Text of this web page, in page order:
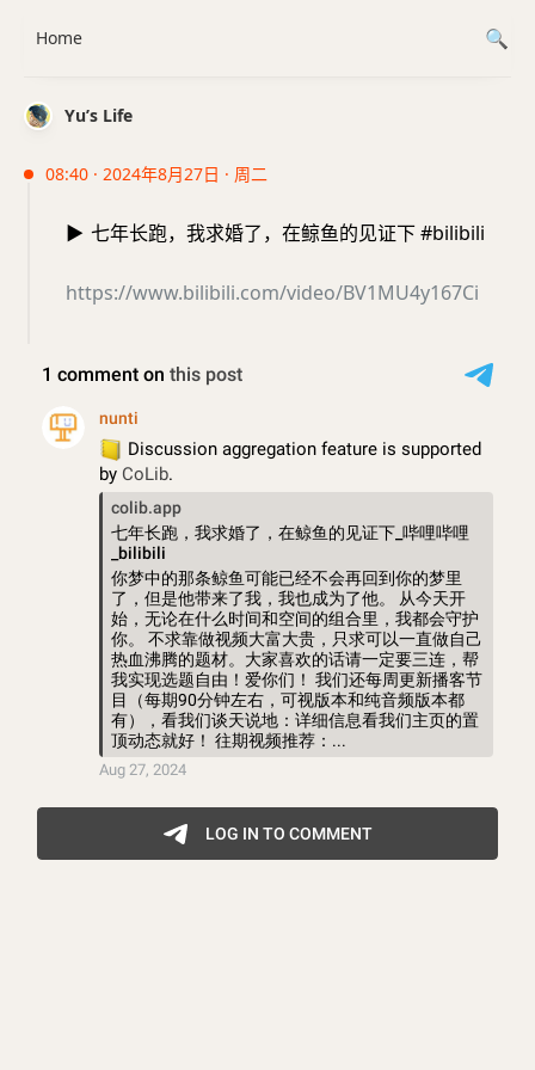
Yu’s Life
08:40 · 2024年8月27日 · 周二
▶️ 七年长跑，我求婚了，在鲸鱼的见证下 #bilibili
https://www.bilibili.com/video/BV1MU4y167Ci
Home